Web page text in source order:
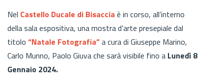
Nel Castello Ducale di Bisaccia è in corso, all’interno
della sala espositiva, una mostra d’arte presepiale dal
titolo “Natale Fotografia”a cura di Giuseppe Marino,
Carlo Munno, Paolo Giuva che sarà visibile fino a Lunedì 8
Gennaio 2024.